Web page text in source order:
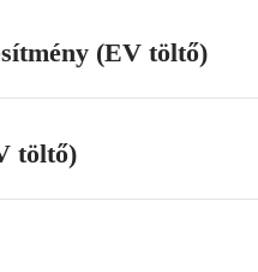
(EV töltő)
töltő)